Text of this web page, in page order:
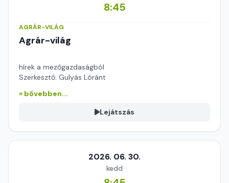
8:45
AGRÁR-VILÁG
Agrár-világ
hírek a mezőgazdaságból
Szerkesztő: Gulyás Lóránt
» bővebben...
Lejátszás
2026. 06. 30.
kedd